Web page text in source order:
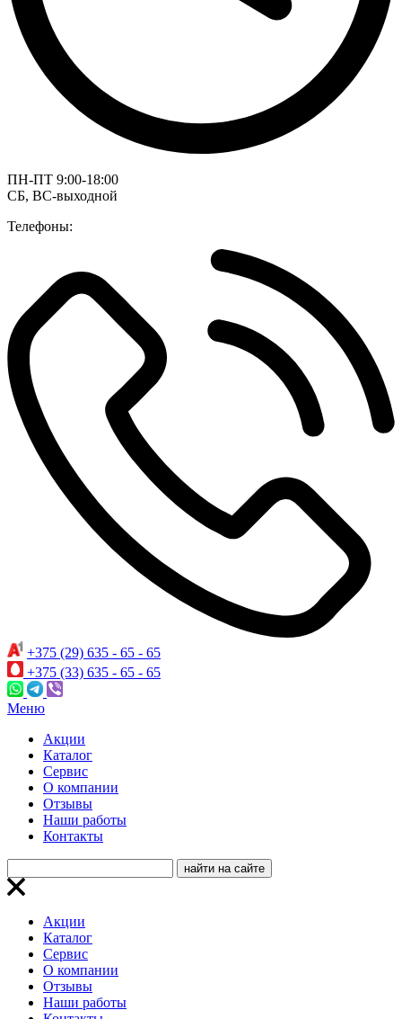
ПН-ПТ 9:00-18:00
СБ, ВС-выходной
Телефоны:
+375 (29) 635 - 65 - 65
+375 (33) 635 - 65 - 65
Меню
Акции
Каталог
Сервис
О компании
Отзывы
Наши работы
Контакты
Акции
Каталог
Сервис
О компании
Отзывы
Наши работы